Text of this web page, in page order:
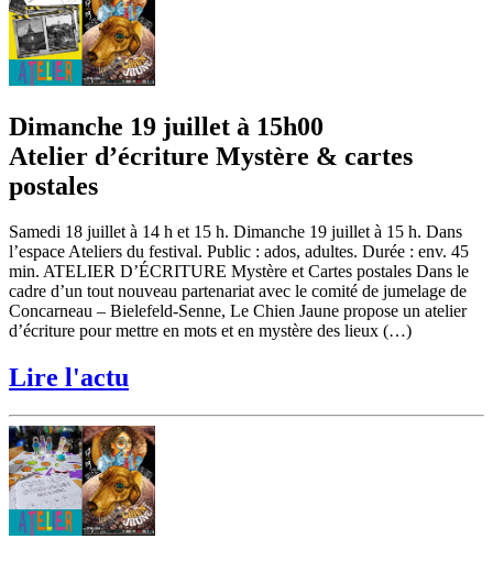
Dimanche 19 juillet à 15h00
Atelier d’écriture Mystère & cartes
postales
Samedi 18 juillet à 14 h et 15 h. Dimanche 19 juillet à 15 h. Dans
l’espace Ateliers du festival. Public : ados, adultes. Durée : env. 45
min. ATELIER D’ÉCRITURE Mystère et Cartes postales Dans le
cadre d’un tout nouveau partenariat avec le comité de jumelage de
Concarneau – Bielefeld-Senne, Le Chien Jaune propose un atelier
d’écriture pour mettre en mots et en mystère des lieux (…)
Lire l'actu